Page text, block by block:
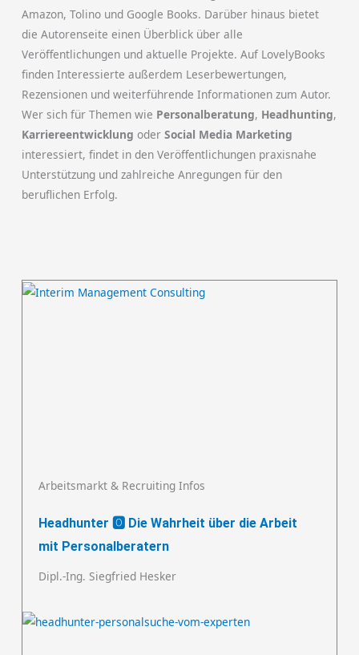
Amazon, Tolino und Google Books. Darüber hinaus bietet
die Autorenseite einen Überblick über alle
Veröffentlichungen und aktuelle Projekte. Auf LovelyBooks
finden Interessierte außerdem Leserbewertungen,
Rezensionen und weiterführende Informationen zum Autor.
Wer sich für Themen wie Personalberatung, Headhunting,
Karriereentwicklung oderSocial Media Marketing
interessiert, findet in den Veröffentlichungen praxisnahe
Unterstützung und zahlreiche Anregungen für den
beruflichen Erfolg.
Arbeitsmarkt & Recruiting Infos
Headhunter 🅾️ Die Wahrheit über die Arbeit
mit Personalberatern
Dipl.-Ing. Siegfried Hesker